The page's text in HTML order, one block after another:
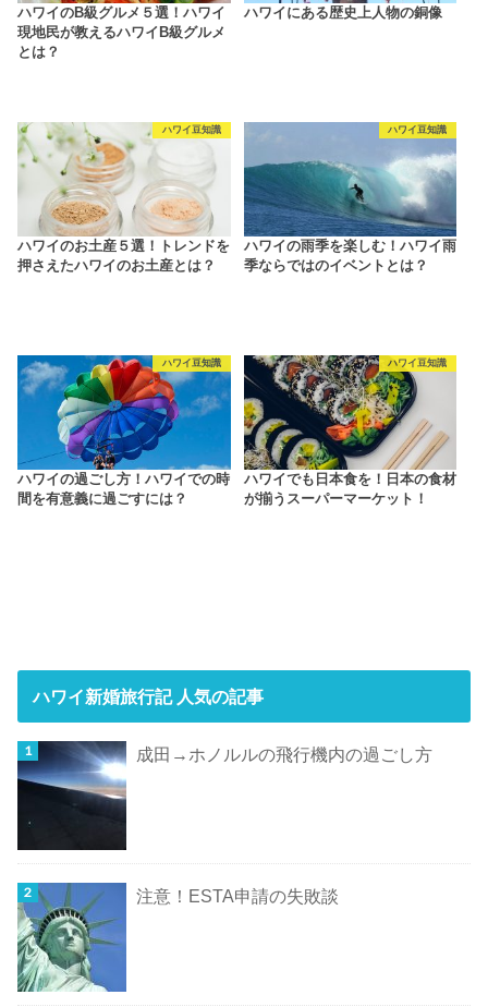
ハワイのB級グルメ５選！ハワイ
現地民が教えるハワイB級グルメ
とは？
ハワイにある歴史上人物の銅像
ハワイ豆知識
ハワイのお土産５選！トレンドを
押さえたハワイのお土産とは？
ハワイ豆知識
ハワイの雨季を楽しむ！ハワイ雨
季ならではのイベントとは？
ハワイ豆知識
ハワイの過ごし方！ハワイでの時
間を有意義に過ごすには？
ハワイ豆知識
ハワイでも日本食を！日本の食材
が揃うスーパーマーケット！
ハワイ新婚旅行記 人気の記事
成田→ホノルルの飛行機内の過ごし方
注意！ESTA申請の失敗談